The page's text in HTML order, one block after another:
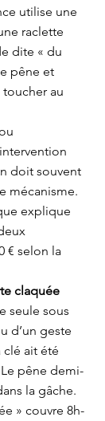
utilise une
raclette
dite « du
pêne et
au
doit souvent
mécanisme.
explique
€ selon la
claquée
seule sous
d’un geste
clé ait été
pêne demi-
la gâche.
» couvre 8h-